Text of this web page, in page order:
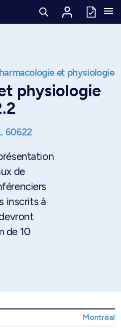
et physiologie
physiologie
60622
de
inscrits à
de 10
Montréal